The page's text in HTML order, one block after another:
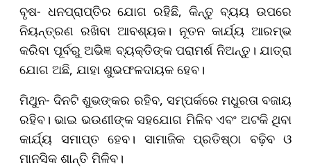
ବୃଷ- ଧନପ୍ରାପ୍ତିର ଯୋଗ ରହିଛି, କିନ୍ତୁ ବ୍ୟୟ ଉପରେ
ନିୟନ୍ତ୍ରଣ ରଖିବା ଆବଶ୍ୟକ। ନୂତନ କାର୍ଯ୍ୟ ଆରମ୍ଭ
କରିବା ପୂର୍ବରୁ ଅଭିଜ୍ଞ ବ୍ୟକ୍ତିଙ୍କ ପରାମର୍ଶ ନିଅନ୍ତୁ। ଯାତ୍ରା
ଯୋଗ ଅଛି, ଯାହା ଶୁଭଫଳଦାୟକ ହେବ।
ମିଥୁନ- ଦିନଟି ଶୁଭଙ୍କର ରହିବ, ସମ୍ପର୍କରେ ମଧୁରତା ବଜାୟ
ରହିବ। ଭାଇ ଭଉଣୀଙ୍କ ସହଯୋଗ ମିଳିବ ଏବଂ ଅଟକି ଥିବା
କାର୍ଯ୍ୟ ସମାପ୍ତ ହେବ। ସାମାଜିକ ପ୍ରତିଷ୍ଠା ବଢ଼ିବ ଓ
ମାନସିକ ଶାନ୍ତି ମିଳିବ।